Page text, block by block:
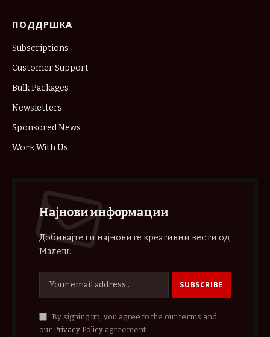
ПОДДРШКА
Subscriptions
Customer Support
Bulk Packages
Newsletters
Sponsored News
Work With Us
Најнови информации
Добивајте ги најновите креативни вести од
Малеш.
By signing up, you agree to the our terms and
our Privacy Policyagreement.